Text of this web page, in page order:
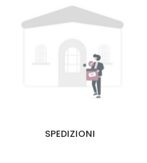
SPEDIZIONI